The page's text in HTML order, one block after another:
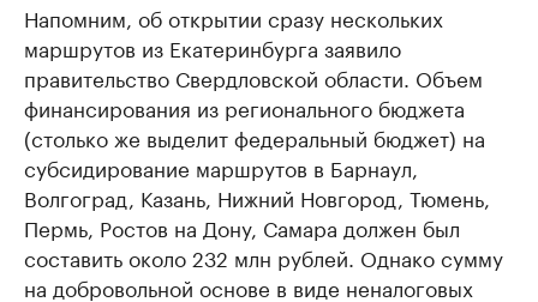
Напомним, об открытии сразу нескольких
маршрутов из Екатеринбурга заявило
правительство Свердловской области. Объем
финансирования из регионального бюджета
(столько же выделит федеральный бюджет) на
субсидирование маршрутов в Барнаул,
Волгоград, Казань, Нижний Новгород, Тюмень,
Пермь, Ростов на Дону, Самара должен был
составить около 232 млн рублей. Однако сумму
на добровольной основе в виде неналоговых